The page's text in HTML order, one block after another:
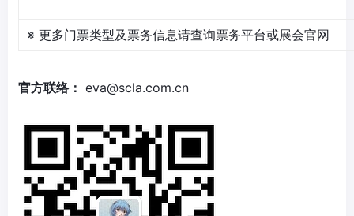
※ 更多门票类型及票务信息请查询票务平台或展会官网
官方联络： eva@scla.com.cn